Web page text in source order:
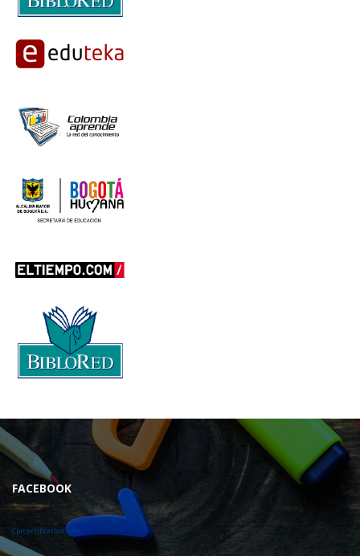
FACEBOOK
Cprcertification.com